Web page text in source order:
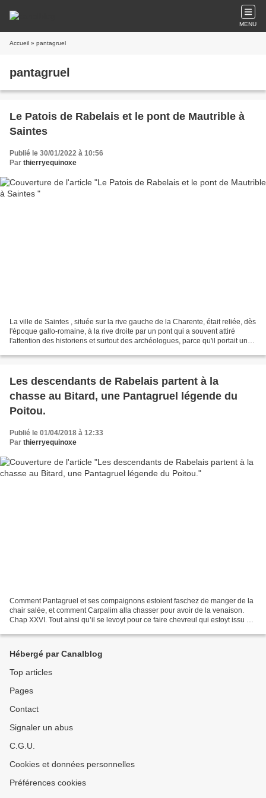
MENU
Accueil » pantagruel
pantagruel
Le Patois de Rabelais et le pont de Mautrible à
Saintes
Publié le 30/01/2022 à 10:56
Par thierryequinoxe
La ville de Saintes , située sur la rive gauche de la Charente, était reliée, dès
l'époque gallo-romaine, à la rive droite par un pont qui a souvent attiré
l'attention des historiens et surtout des archéologues, parce qu'il portait un
Les descendants de Rabelais partent à la
chasse au Bitard, une Pantagruel légende du
Poitou.
Publié le 01/04/2018 à 12:33
Par thierryequinoxe
Comment Pantagruel et ses compaignons estoient faschez de manger de la
chair salée, et comment Carpalim alla chasser pour avoir de la venaison.
Chap XXVI. Tout ainsi qu’il se levoyt pour ce faire chevreul qui estoyt issu du
Hébergé par Canalblog
Top articles
Pages
Contact
Signaler un abus
C.G.U.
Cookies et données personnelles
Préférences cookies